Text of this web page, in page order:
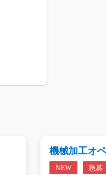
機械加工オ
NEW 急募